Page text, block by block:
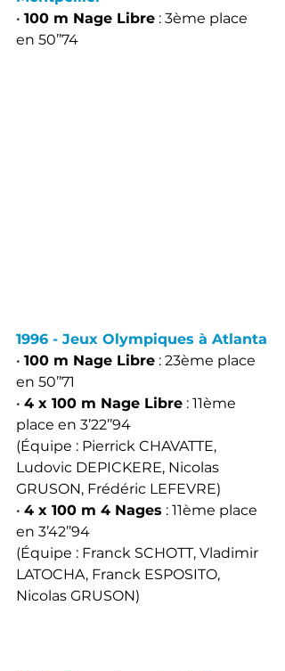
• 100 m Nage Libre : 3ème place
en 50’’74
1996 - Jeux Olympiques à Atlanta
• 100 m Nage Libre : 23ème place
en 50’’71
• 4 x 100 m Nage Libre : 11ème
place en 3’22’’94
(Équipe : Pierrick CHAVATTE,
Ludovic DEPICKERE, Nicolas
GRUSON, Frédéric LEFEVRE)
• 4 x 100 m 4 Nages : 11ème place
en 3’42’’94
(Équipe : Franck SCHOTT, Vladimir
LATOCHA, Franck ESPOSITO,
Nicolas GRUSON)